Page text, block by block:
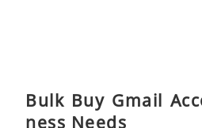
Bulk Buy Gmail
ness Needs